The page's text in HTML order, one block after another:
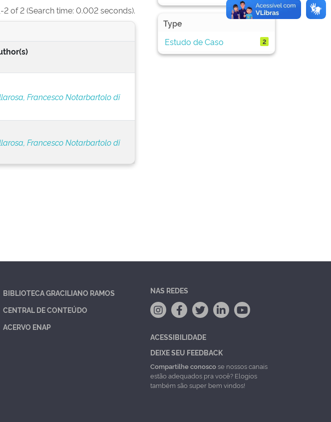
2 of 2 (Search time: 0.002 seconds).
Francesco Notarbartolo di
Francesco Notarbartolo di
Type
Estudo de Caso
2
BIBLIOTECA GRACILIANO RAMOS
CENTRAL DE CONTEÚDO
ACERVO ENAP
NAS REDES
ACESSIBILIDADE
DEIXE SEU FEEDBACK
Compartilhe conoscose nossos canais
estão adequados pra você? Elogios
também são super bem vindos!